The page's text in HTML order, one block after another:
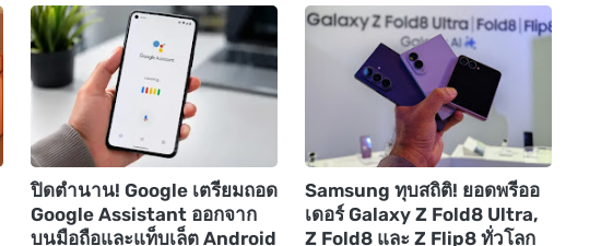
ปิดตำนาน! Google เตรียมถอด
Google Assistant ออกจาก
บนมือถือและแท็บเล็ต Android
Samsung ทุบสถิติ! ยอดพรีออ
เดอร์ Galaxy Z Fold8 Ultra,
Z Fold8 และ Z Flip8 ทั่วโลก